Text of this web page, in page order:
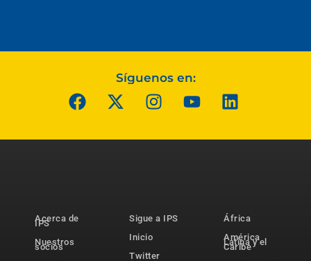
Síguenos en:
Acerca de
IPS
Nuestros
socios
Sigue a IPS
Inicio
Twitter
África
América
Latina y el
Caribe